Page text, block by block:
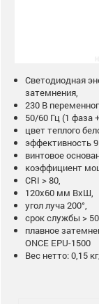
Светодиодная
затемнения,
230 В
50/60 Гц (1 фаза
цвет теплого
эффективность
винтовое
коэффициент
CRI > 80,
120x60 мм ВxШ,
угол луча 200°,
срок службы > 50
плавное
ONCE EPU-1500
Вес нетто: 0,15